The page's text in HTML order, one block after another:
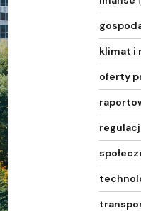
klimat i
oferty